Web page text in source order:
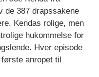
de 387 drapssakene
Kendas rolige, men
hukommelse for
Hver episode
anropet til